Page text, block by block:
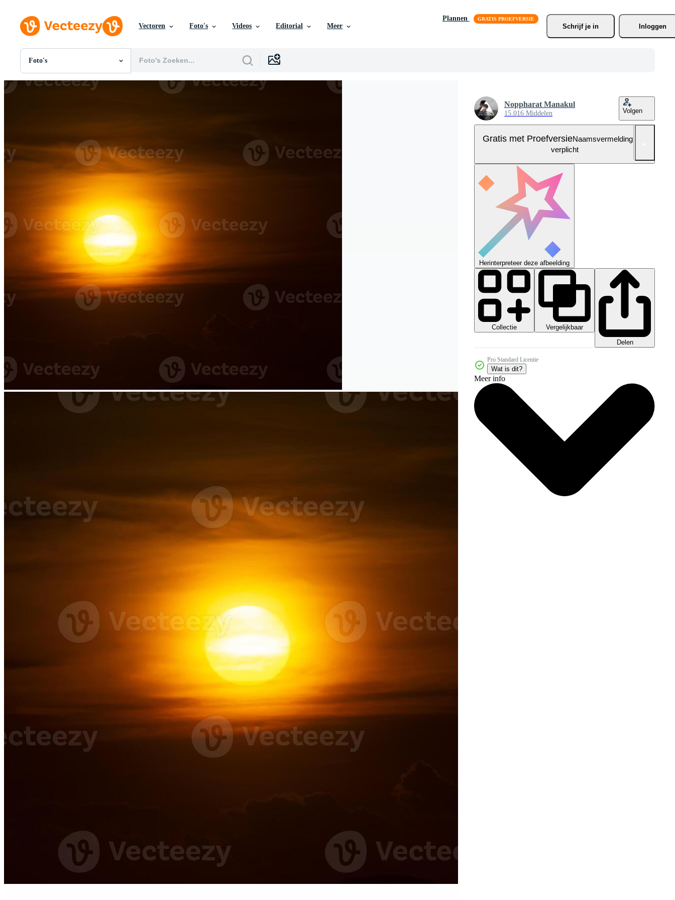
Vectoren Foto's Videos Editorial Meer
Plannen
Schrijf je in Inloggen
Foto's
Alle Afbeeldingen
Foto's
Videos
Motion graphics
Redactionele Afbeeldingen
Redactionele Evenementen
Noppharat Manakul
15.016 Middelen Volgen
Gratis met ProefversieNaamsvermelding niet
verplicht
Herinterpreteer deze afbeelding
Collectie
Vergelijkbaar
Delen
Pro Standard Licentie
Wat is dit?
Meer info